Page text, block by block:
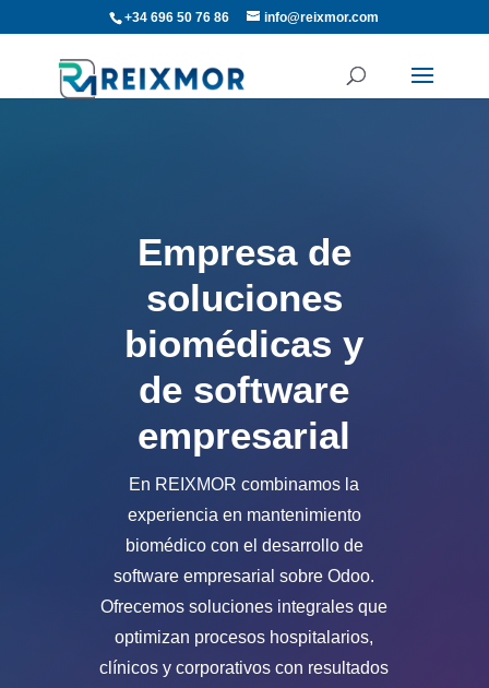
+34 696 50 76 86 info@reixmor.com
Empresa de
soluciones
biomédicas y
de software
empresarial
En REIXMOR combinamos la
experiencia en mantenimiento
biomédico con el desarrollo de
software empresarial sobre Odoo.
Ofrecemos soluciones integrales que
optimizan procesos hospitalarios,
clínicos y corporativos con resultados